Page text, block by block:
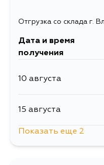
Отгрузка со склада г.
Дата и время
получения
10 августа
15 августа
Показать еще 2